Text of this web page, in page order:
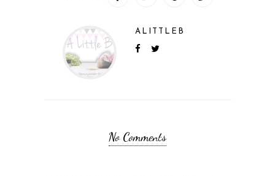
ALITTLEB
No Comments